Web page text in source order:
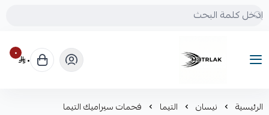
Motrlak
٠ ٠
الرئيسية نيسان التيما فحمات سيراميك التيما